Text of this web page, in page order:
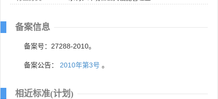
备案信息
备案号：27288-2010。
备案公告： 2010年第3号 。
相近标准(计划)